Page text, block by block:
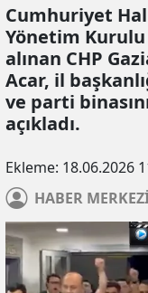
Cumhuriyet
Yönetim Kurulu
alınan CHP
Acar, il
ve parti
açıkladı.
Ekleme: 18.06.2026
HABER